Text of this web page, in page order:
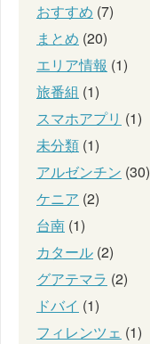
おすすめ (7)
まとめ (20)
エリア情報 (1)
旅番組 (1)
スマホアプリ (1)
未分類 (1)
アルゼンチン (30)
ケニア (2)
台南 (1)
カタール (2)
グアテマラ (2)
ドバイ (1)
フィレンツェ (1)